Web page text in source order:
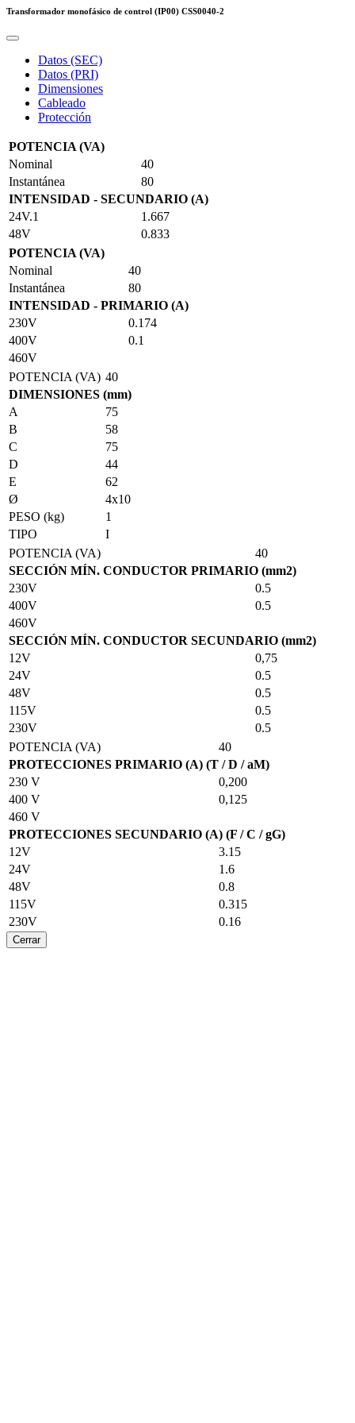
Transformador monofásico de control (IP00) CSS0040-2
Datos (SEC)
Datos (PRI)
Dimensiones
Cableado
Protección
POTENCIA (VA)
Nominal
40
Instantánea
80
INTENSIDAD - SECUNDARIO (A)
24V.1
1.667
48V
0.833
POTENCIA (VA)
Nominal
40
Instantánea
80
INTENSIDAD - PRIMARIO (A)
230V
0.174
400V
0.1
460V
POTENCIA (VA) 40
DIMENSIONES (mm)
A
75
B
58
C
75
D
44
E
62
Ø
4x10
PESO (kg)
1
TIPO
I
POTENCIA (VA)
40
SECCIÓN MÍN. CONDUCTOR PRIMARIO (mm2)
230V
0.5
400V
0.5
460V
SECCIÓN MÍN. CONDUCTOR SECUNDARIO (mm2)
12V
0,75
24V
0.5
48V
0.5
115V
0.5
230V
0.5
POTENCIA (VA)
40
PROTECCIONES PRIMARIO (A) (T / D / aM)
230 V
0,200
400 V
0,125
460 V
PROTECCIONES SECUNDARIO (A) (F / C / gG)
12V
3.15
24V
1.6
48V
0.8
115V
0.315
230V
0.16
Cerrar